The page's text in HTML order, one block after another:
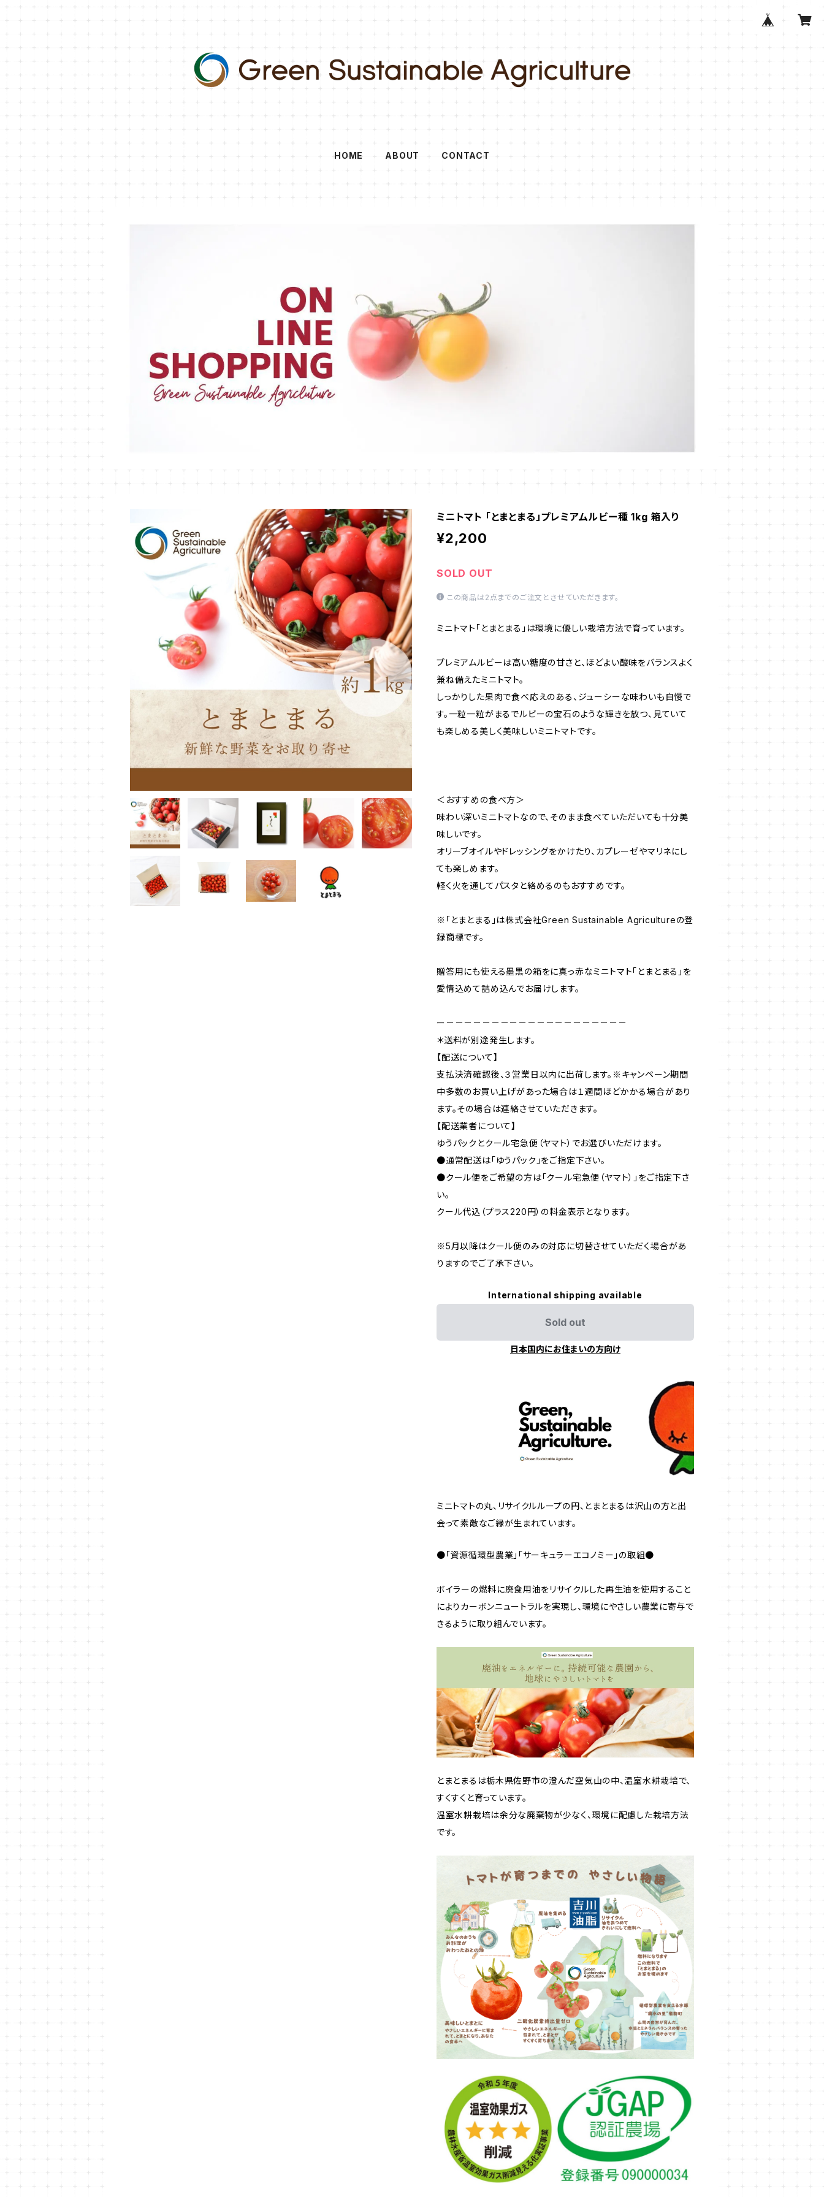
HOME ABOUT CONTACT
ミニトマト 「とまとまる」プレミアムルビー種 1kg 箱入り
¥2,200
SOLD OUT
この商品は2点までのご注文とさせていただきます。
ミニトマト「とまとまる」は環境に優しい栽培方法で育っています。
プレミアムルビーは高い糖度の甘さと、ほどよい酸味をバランスよく
兼ね備えたミニトマト。
しっかりした果肉で食べ応えのある、ジューシーな味わいも自慢で
す。一粒一粒がまるでルビーの宝石のような輝きを放つ、見ていて
も楽しめる美しく美味しいミニトマトです。
＜おすすめの食べ方＞
味わい深いミニトマトなので、そのまま食べていただいても十分美
味しいです。
オリーブオイルやドレッシングをかけたり、カプレーゼやマリネにし
ても楽しめます。
軽く火を通してパスタと絡めるのもおすすめです。
※「とまとまる」は株式会社Green Sustainable Agricultureの登
録商標です。
贈答用にも使える墨黒の箱をに真っ赤なミニトマト「とまとまる」を
愛情込めて詰め込んでお届けします。
ー－－－－－－－－－－－－－－－－－－－－
＊送料が別途発生します。
【配送について】
支払決済確認後、３営業日以内に出荷します。※キャンペーン期間
中多数のお買い上げがあった場合は１週間ほどかかる場合があり
ます。その場合は連絡させていただきます。
【配送業者について】
ゆうパックとクール宅急便（ヤマト）でお選びいただけます。
●通常配送は「ゆうパック」をご指定下さい。
●クール便をご希望の方は「クール宅急便（ヤマト）」をご指定下さ
い。
クール代込（プラス220円）の料金表示となります。
※5月以降はクール便のみの対応に切替させていただく場合があ
りますのでご了承下さい。
International shipping available
Sold out
日本国内にお住まいの方向け
ミニトマトの丸、リサイクルループの円、とまとまるは沢山の方と出
会って素敵なご縁が生まれています。
●「資源循環型農業」「サーキュラーエコノミー」の取組●
ボイラーの燃料に廃食用油をリサイクルした再生油を使用すること
によりカーボンニュートラルを実現し、環境にやさしい農業に寄与で
きるように取り組んでいます。
とまとまるは栃木県佐野市の澄んだ空気山の中、温室水耕栽培で、
すくすくと育っています。
温室水耕栽培は余分な廃棄物が少なく、環境に配慮した栽培方法
です。